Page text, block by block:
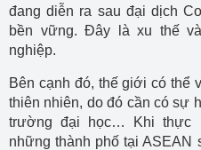
đang diễn ra sau đại dịch
bền vững. Đây là xu thế
nghiệp.
Bên cạnh đó, thế giới có thể
thiên nhiên, do đó cần có sự
trường đại học… Khi thực
những thành phố tại ASEAN